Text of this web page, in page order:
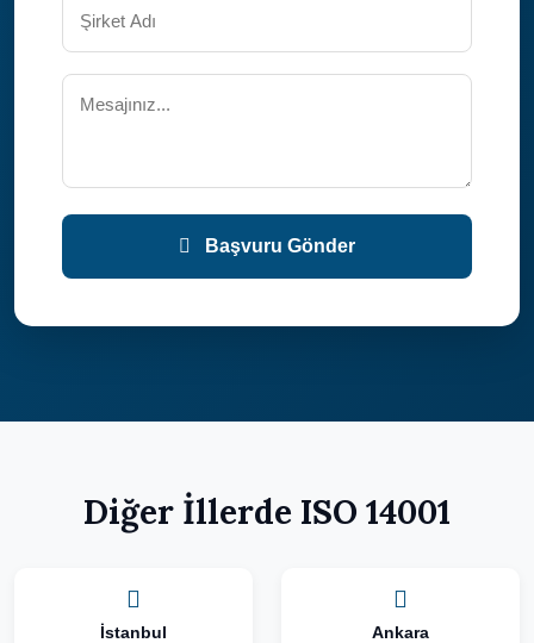
Başvuru Gönder
Diğer İllerde ISO 14001
İstanbul Ankara